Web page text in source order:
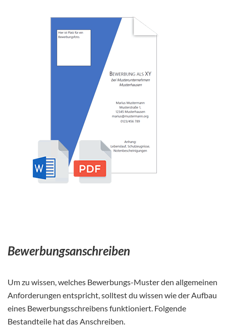
Bewerbungsanschreiben
Um zu wissen, welches Bewerbungs-Muster den allgemeinen
Anforderungen entspricht, solltest du wissen wie der Aufbau
eines Bewerbungsschreibens funktioniert. Folgende
Bestandteile hat das Anschreiben.